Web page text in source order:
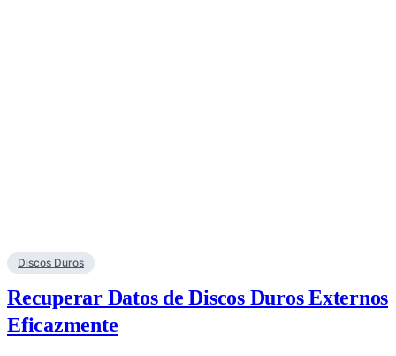
Discos Duros
Recuperar Datos de Discos Duros Externos
Eficazmente